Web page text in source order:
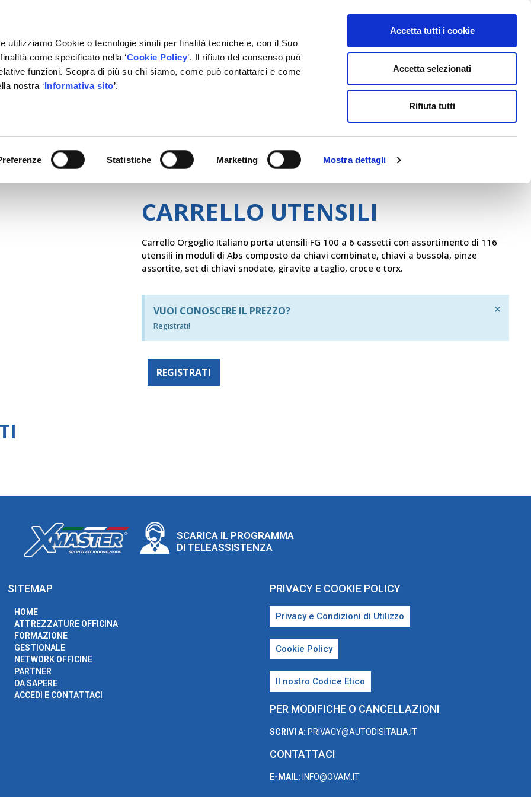
utilizziamo Cookie o tecnologie simili per finalità tecniche e, con il Suo
come specificato nella ‘Cookie Policy’. Il rifiuto del consenso può
funzioni. Scopra di più su chi siamo, come può contattarci e come
nostra ‘Informativa sito’.
Statistiche Marketing Mostra dettagli
Accetta tutti i cookie
Accetta selezionati
Rifiuta tutti
ACCEDI E CONTATTACI
CARRELLO UTENSILI
Carrello Orgoglio Italiano porta utensili FG 100 a 6 cassetti con assortimento di 116
utensili in moduli di Abs composto da chiavi combinate, chiavi a bussola, pinze
assortite, set di chiavi snodate, giravite a taglio, croce e torx.
VUOI CONOSCERE IL PREZZO?
Registrati!
×
REGISTRATI
SCARICA IL PROGRAMMA
DI TELEASSISTENZA
SITEMAP
HOME
ATTREZZATURE OFFICINA
FORMAZIONE
GESTIONALE
NETWORK OFFICINE
PARTNER
DA SAPERE
ACCEDI E CONTATTACI
PRIVACY E COOKIE POLICY
Privacy e Condizioni di Utilizzo
Cookie Policy
Il nostro Codice Etico
PER MODIFICHE O CANCELLAZIONI
SCRIVI A: PRIVACY@AUTODISITALIA.IT
CONTATTACI
E-MAIL: INFO@OVAM.IT